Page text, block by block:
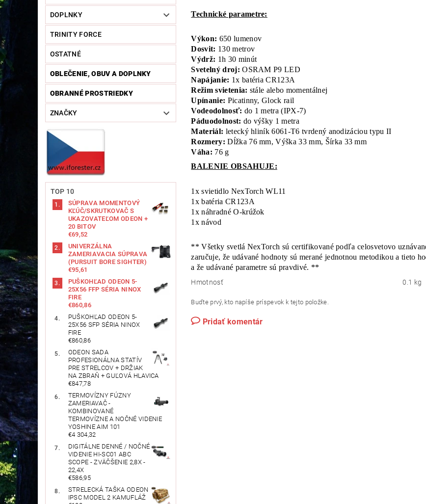
DOPLNKY
TRINITY FORCE
OSTATNÉ
OBLEČENIE, OBUV A DOPLNKY
OBRANNÉ PROSTRIEDKY
ZNAČKY
TOP 10
SÚPRAVA MOMENTOVÝ
KĽÚČ/SKRUTKOVAČ S
UKAZOVATEĽOM ODEON +
20 BITOV
€69,52
UNIVERZÁLNA
ZAMERIAVACIA SÚPRAVA
(PURSUIT BORE SIGHTER)
€95,61
PUŠKOHĽAD ODEON 5-
25X56 FFP SÉRIA NINOX
FIRE
€860,86
PUŠKOHĽAD ODEON 5-
25X56 SFP SÉRIA NINOX
FIRE
€860,86
ODEON SADA
PROFESIONÁLNA STATÍV
PRE STRELCOV + DRŽIAK
NA ZBRAŇ + GUĽOVÁ HLAVICA
€847,78
TERMOVÍZNY FÚZNY
ZAMERIAVAČ -
KOMBINOVANÉ
TERMOVÍZNE A NOČNÉ VIDENIE
YOSHINE AIM 101
€4 304,32
DIGITÁLNE DENNÉ / NOČNÉ
VIDENIE HI-SC01 ABC
SCOPE - ZVÄČŠENIE 2,8X -
22,4X
€586,95
STRELECKÁ TAŠKA ODEON
IPSC MODEL 2 KAMUFLÁŽ
Technické parametre:
Výkon: 650 lumenov
Dosvit: 130 metrov
Výdrž: 1h 30 minút
Svetelný droj: OSRAM P9 LED
Napájanie: 1x batéria CR123A
Režim svietenia: stále alebo momentálnej
Upínanie: Picatinny, Glock rail
Vodeodolnosť: do 1 metra (IPX-7)
Páduodolnost: do výšky 1 metra
Materiál: letecký hliník 6061-T6 tvrdený anodizáciou typu II
Rozmery: Dĺžka 76 mm, Výška 33 mm, Šírka 33 mm
Váha: 76 g
BALENIE OBSAHUJE:
1x svietidlo NexTorch WL11
1x batéria CR123A
1x náhradné O-krúžok
1x návod
** Všetky svetlá NexTorch sú certifikované podľa celosvetovo
zaručuje, že udávané hodnoty sú merané jednotnou metodikou a tieto
a že udávané parametre sú pravdivé. **
Hmotnosť 0.1 kg
Buďte prvý, kto napíše príspevok k tejto položke.
Pridať komentár